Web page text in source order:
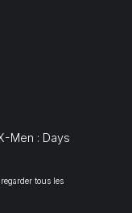
Men : Days
tous les